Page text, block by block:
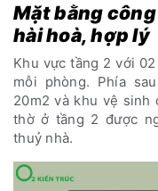
Mặt bằng
hài hoà, hợp lý
Khu vực tầng 2 với
mỗi phòng. Phía
20m2 và khu vệ sinh
thờ ở tầng 2 được
thuỷ nhà.